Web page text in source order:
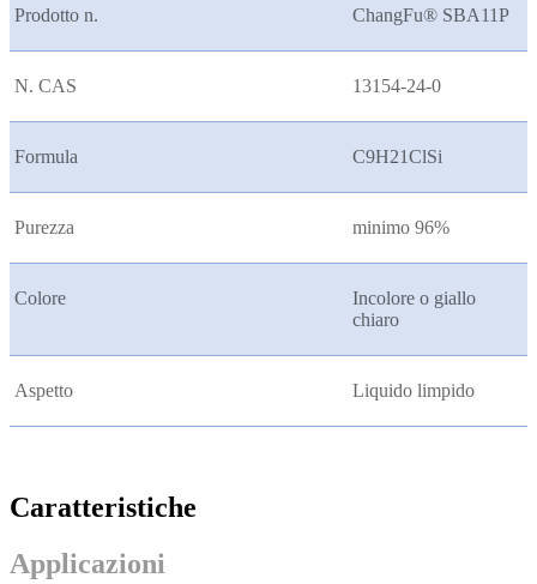
Prodotto n. ChangFu® SBA11P
N. CAS 13154-24-0
Formula C9H21ClSi
Purezza minimo 96%
Colore
Incolore o giallo
chiaro
Aspetto Liquido limpido
Caratteristiche
Applicazioni